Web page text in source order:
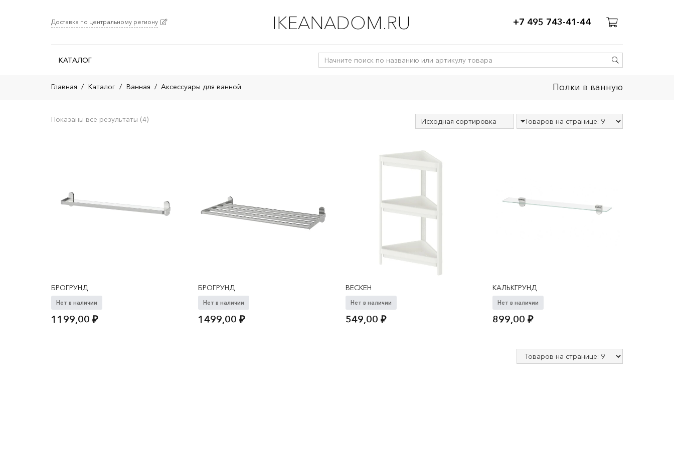
Доставка по центральному региону IKEANADOM.RU +7 495 743-41-44
КАТАЛОГ
Главная / Каталог / Ванная / Аксессуары для ванной Полки в ванную
Показаны все результаты (4)
БРОГРУНД
Нет в наличии
1199,00 ₽
БРОГРУНД
Нет в наличии
1499,00₽
ВЕСКЕН
Нет в наличии
549,00 ₽
КАЛЬКГРУНД
Нет в наличии
899,00₽